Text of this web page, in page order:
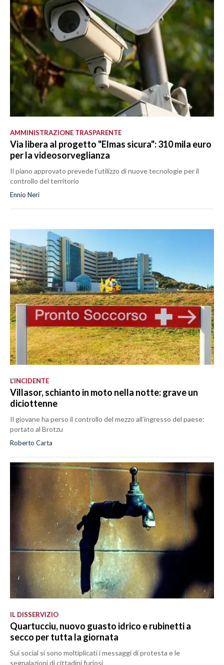
AMMINISTRAZIONE TRASPARENTE
Via libera al progetto "Elmas sicura": 310 mila euro
per la videosorveglianza
Il piano approvato prevede l’utilizzo di nuove tecnologie per il
controllo del territorio
Ennio Neri
L’INCIDENTE
Villasor, schianto in moto nella notte: grave un
diciottenne
Il giovane ha perso il controllo del mezzo all’ingresso del paese:
portato al Brotzu
Roberto Carta
IL DISSERVIZIO
Quartucciu, nuovo guasto idrico e rubinetti a
secco per tutta la giornata
Sui social si sono moltiplicati i messaggi di protesta e le
segnalazioni di cittadini furiosi